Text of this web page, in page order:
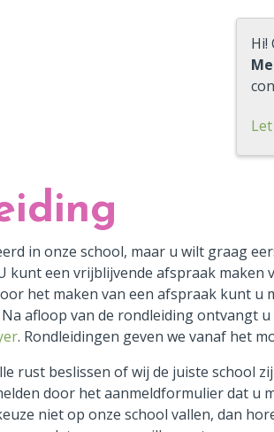
in onze school, maar u wilt graag
kunt een vrijblijvende afspraak
het maken van een afspraak kunt u
Na afloop van de rondleiding ontvangt
. Rondleidingen geven we vanaf het
rust beslissen of wij de juiste school
door het aanmeldformulier dat u
niet op onze school vallen, dan
Hi!